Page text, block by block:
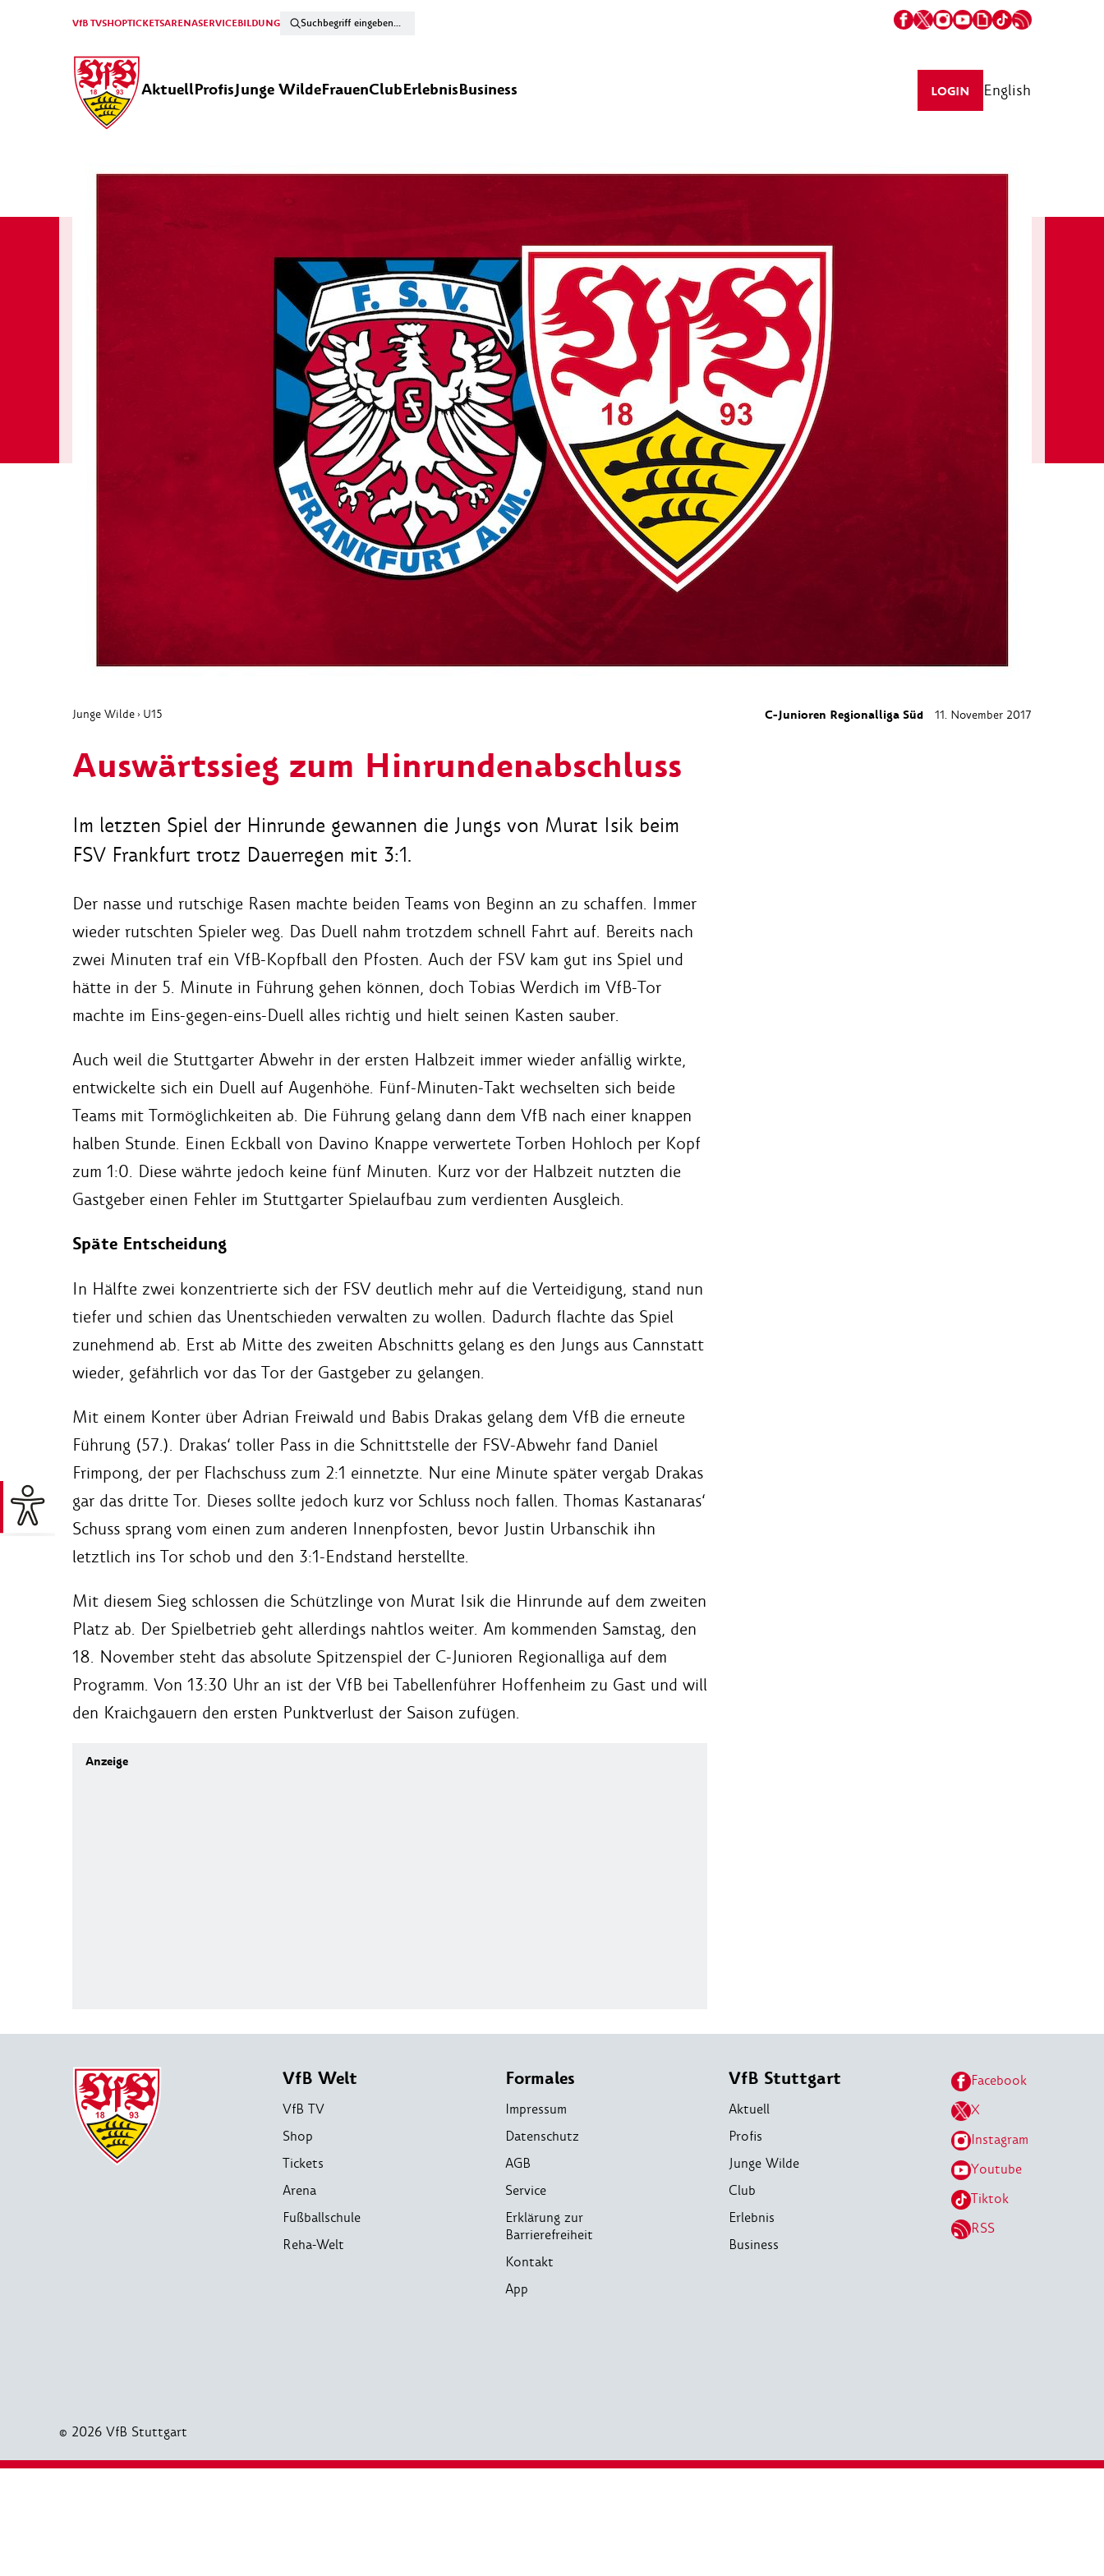
VfB TVSHOPTICKETSARENASERVICEBILDUNG
AktuellProfisJunge WildeFrauenClubErlebnisBusiness LOGIN English
Junge Wilde › U15 C-Junioren Regionalliga Süd 11. November 2017
Auswärtssieg zum Hinrundenabschluss
Im letzten Spiel der Hinrunde gewannen die Jungs von Murat Isik beim
FSV Frankfurt trotz Dauerregen mit 3:1.
Der nasse und rutschige Rasen machte beiden Teams von Beginn an zu schaffen. Immer
wieder rutschten Spieler weg. Das Duell nahm trotzdem schnell Fahrt auf. Bereits nach
zwei Minuten traf ein VfB-Kopfball den Pfosten. Auch der FSV kam gut ins Spiel und
hätte in der 5. Minute in Führung gehen können, doch Tobias Werdich im VfB-Tor
machte im Eins-gegen-eins-Duell alles richtig und hielt seinen Kasten sauber.
Auch weil die Stuttgarter Abwehr in der ersten Halbzeit immer wieder anfällig wirkte,
entwickelte sich ein Duell auf Augenhöhe. Fünf-Minuten-Takt wechselten sich beide
Teams mit Tormöglichkeiten ab. Die Führung gelang dann dem VfB nach einer knappen
halben Stunde. Einen Eckball von Davino Knappe verwertete Torben Hohloch per Kopf
zum 1:0. Diese währte jedoch keine fünf Minuten. Kurz vor der Halbzeit nutzten die
Gastgeber einen Fehler im Stuttgarter Spielaufbau zum verdienten Ausgleich.
Späte Entscheidung
In Hälfte zwei konzentrierte sich der FSV deutlich mehr auf die Verteidigung, stand nun
tiefer und schien das Unentschieden verwalten zu wollen. Dadurch flachte das Spiel
zunehmend ab. Erst ab Mitte des zweiten Abschnitts gelang es den Jungs aus Cannstatt
wieder, gefährlich vor das Tor der Gastgeber zu gelangen.
Mit einem Konter über Adrian Freiwald und Babis Drakas gelang dem VfB die erneute
Führung (57.). Drakas‘ toller Pass in die Schnittstelle der FSV-Abwehr fand Daniel
Frimpong, der per Flachschuss zum 2:1 einnetzte. Nur eine Minute später vergab Drakas
gar das dritte Tor. Dieses sollte jedoch kurz vor Schluss noch fallen. Thomas Kastanaras‘
Schuss sprang vom einen zum anderen Innenpfosten, bevor Justin Urbanschik ihn
letztlich ins Tor schob und den 3:1-Endstand herstellte.
Mit diesem Sieg schlossen die Schützlinge von Murat Isik die Hinrunde auf dem zweiten
Platz ab. Der Spielbetrieb geht allerdings nahtlos weiter. Am kommenden Samstag, den
18. November steht das absolute Spitzenspiel der C-Junioren Regionalliga auf dem
Programm. Von 13:30 Uhr an ist der VfB bei Tabellenführer Hoffenheim zu Gast und will
den Kraichgauern den ersten Punktverlust der Saison zufügen.
VfB Welt
VfB TV
Shop
Tickets
Arena
Fußballschule
Reha-Welt
Formales
Impressum
Datenschutz
AGB
Service
Erklärung zur
Barrierefreiheit
Kontakt
App
VfB Stuttgart
Aktuell
Profis
Junge Wilde
Club
Erlebnis
Business
Facebook
X
Instagram
Youtube
Tiktok
RSS
© 2026 VfB Stuttgart